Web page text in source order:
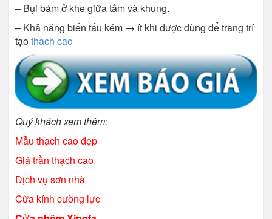
– Bụi bám ở khe giữa tấm và khung.
– Khả năng biến tấu kém → ít khi được dùng để trang trí
tạothach cao
Quý khách xem thêm:
Mẫu thạch cao đẹp
Giá trần thạch cao
Dịch vụ sơn nhà
Cửa kính cường lực